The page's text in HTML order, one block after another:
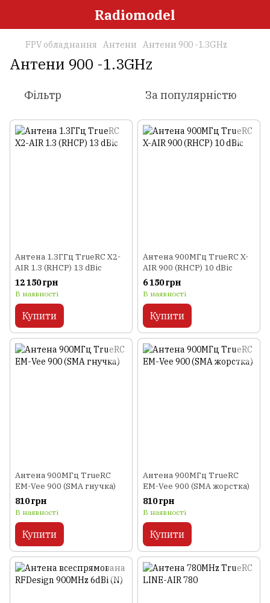
Radiomodel
FPV обладнання Антени Антени 900 -1.3GHz
Антени 900 -1.3GHz
Фільтр За популярністю
Антена 1.3ГГц TrueRC X2-
AIR 1.3 (RHCP) 13 dBic
12 150 грн
В наявності
Купити
Антена 900МГц TrueRC X-
AIR 900 (RHCP) 10 dBic
6 150 грн
В наявності
Купити
Антена 900МГц TrueRC
EM-Vee 900 (SMA гнучка)
810 грн
В наявності
Купити
Антена 900МГц TrueRC
EM-Vee 900 (SMA жорстка)
810 грн
В наявності
Купити